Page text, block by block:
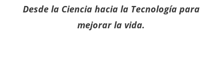
Desde la Ciencia hacia la Tecnología para
mejorar la vida.